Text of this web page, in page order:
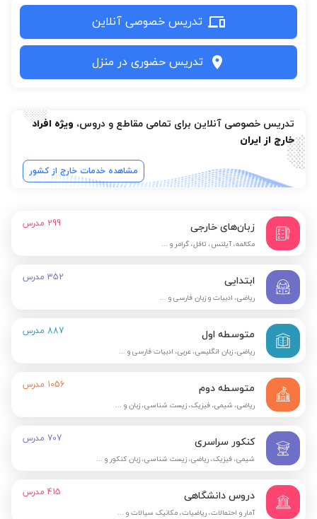
تدریس خصوصی آنلاین
تدریس حضوری در منزل
تدریس خصوصی آنلاین برای تمامی مقاطع و دروس، ویژه افراد
خارج از ایران
مشاهده خدمات خارج از کشور
زبان‌های خارجی
مکالمه، آیلتس، تافل، گرامر و ...
299 مدرس
ابتدایی
ریاضی، ادبیات و زبان فارسی و ...
352 مدرس
متوسطه اول
ریاضی، زبان انگلیسی، عربی، ادبیات فارسی و ...
887 مدرس
متوسطه دوم
ریاضی، شیمی، فیزیک، زیست شناسی، زبان و ...
1056 مدرس
کنکور سراسری
شیمی، فیزیک، ریاضی، زیست شناسی، زبان کنکور و ...
707 مدرس
دروس دانشگاهی
آمار و احتمالات، ریاضیات، مکانیک سیالات و ...
415 مدرس